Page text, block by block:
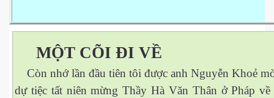
MỘT CÕI ĐI VỀ
Còn nhớ lần đầu tiên tôi được anh Nguyễn Khoẻ
dự tiệc tất niên mừng Thầy Hà Văn Thân ở Pháp về